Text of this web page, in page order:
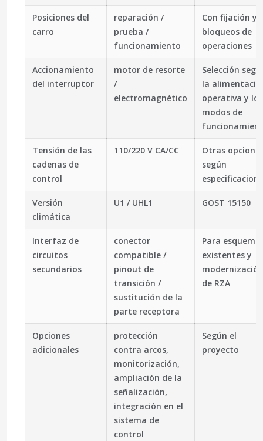
Posiciones del
carro
reparación /
prueba /
funcionamiento
Con fijación y
bloqueos de
operaciones
Accionamiento
del interruptor
motor de resorte
/
electromagnético
Selección
la
operativa y los
modos de
Tensión de las
cadenas de
control
110/220 V CA/CC
Otras
según
Versión
climática
U1 / UHL1 GOST 15150
Interfaz de
circuitos
secundarios
conector
compatible /
pinout de
transición /
sustitución de la
parte receptora
Para
existentes y
modernización
de RZA
Opciones
adicionales
protección
contra arcos,
monitorización,
ampliación de la
señalización,
integración en el
sistema de
control
Según el
proyecto